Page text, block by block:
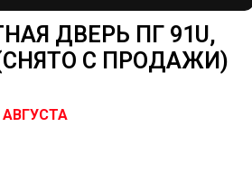
ДВЕРЬ ПГ 91U,
С ПРОДАЖИ)
АВГУСТА